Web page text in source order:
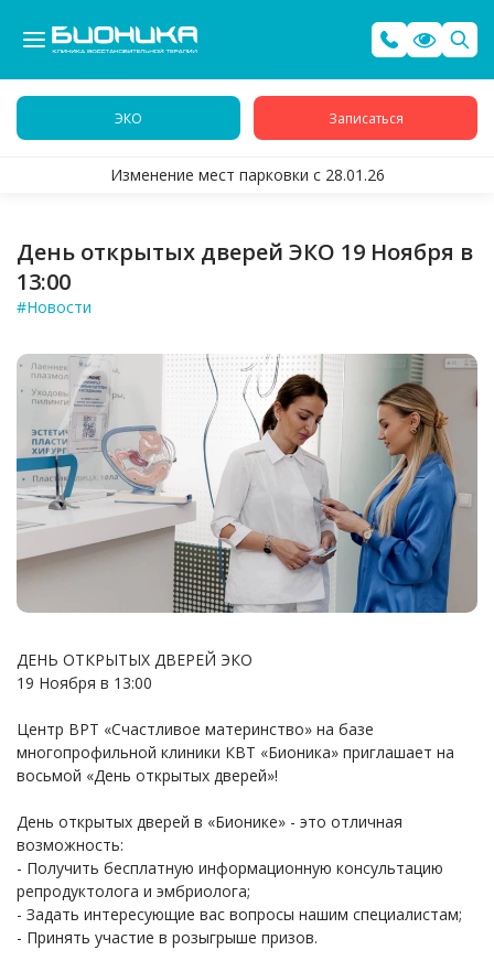
ЭКО Записаться
Изменение мест парковки с 28.01.26
День открытых дверей ЭКО 19 Ноября в
13:00
#Новости
ДЕНЬ ОТКРЫТЫХ ДВЕРЕЙ ЭКО
19 Ноября в 13:00
Центр ВРТ «Счастливое материнство» на базе
многопрофильной клиники КВТ «Бионика» приглашает на
восьмой «День открытых дверей»!
День открытых дверей в «Бионике» - это отличная
возможность:
- Получить бесплатную информационную консультацию
репродуктолога и эмбриолога;
- Задать интересующие вас вопросы нашим специалистам;
- Принять участие в розыгрыше призов.